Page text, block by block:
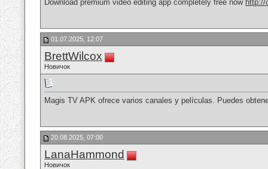
Download premium video editing app completely free now http://
01.07.2025, 12:07
BrettWilcox
Новичок
Magis TV APK ofrece varios canales y películas. Puedes
20.08.2025, 07:00
LanaHammond
Новичок